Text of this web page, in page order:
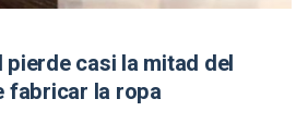
casi la mitad del
fabricar la ropa